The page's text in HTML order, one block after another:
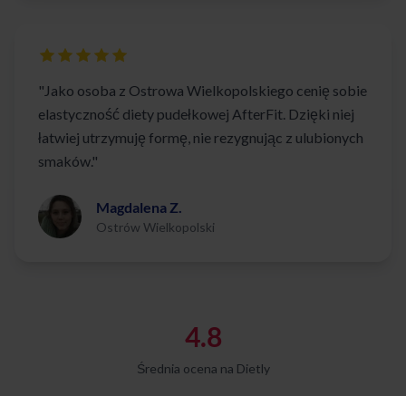
"Jako osoba z Ostrowa Wielkopolskiego cenię sobie
elastyczność diety pudełkowej AfterFit. Dzięki niej
łatwiej utrzymuję formę, nie rezygnując z ulubionych
smaków."
Magdalena Z.
Ostrów Wielkopolski
4.8
Średnia ocena na Dietly